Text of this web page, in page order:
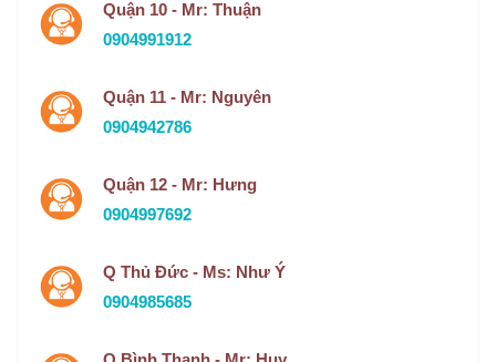
Quận 10 - Mr: Thuận
0904991912
Quận 11 - Mr: Nguyên
0904942786
Quận 12 - Mr: Hưng
0904997692
Q Thủ Đức - Ms: Như Ý
0904985685